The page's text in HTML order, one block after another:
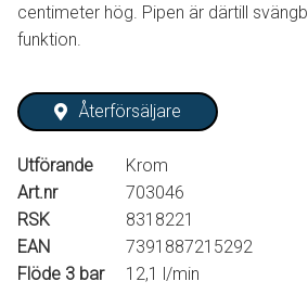
centimeter hög. Pipen är därtill
funktion.
Återförsäljare
Utförande
Krom
Art.nr
703046
RSK
8318221
EAN
7391887215292
Flöde 3 bar
12,1 l/min